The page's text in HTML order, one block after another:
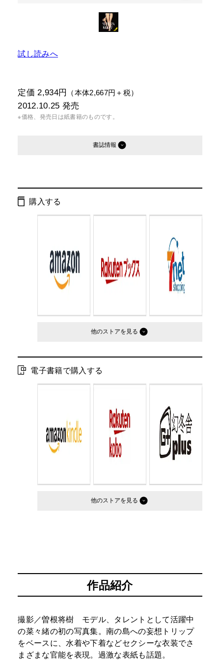
試し読みへ
定価 2,934円 （本体2,667円＋税）
2012.10.25 発売
※価格、発売日は紙書籍のものです。
書誌情報
ページ数：
判型： B5判変型
購入する
他のストア
電子書籍で購入する
他のストア
作品紹介
撮影／曽根将樹 モデル、タレントとして活躍中
の菜々緒の初の写真集。南の島への妄想トリップ
をベースに、水着や下着などセクシーな衣装でさ
まざまな官能を表現。過激な表紙も話題。